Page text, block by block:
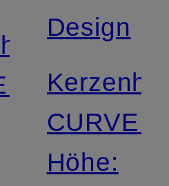
Design
CURVED
Höhe: